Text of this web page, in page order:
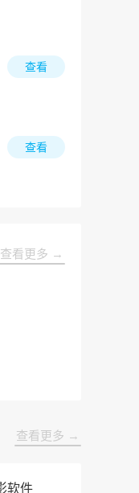
查看
查看
查看更多 →
查看更多 →